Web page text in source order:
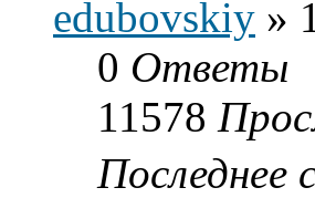
edubovskiy »
0 Ответы
11578
Последнее